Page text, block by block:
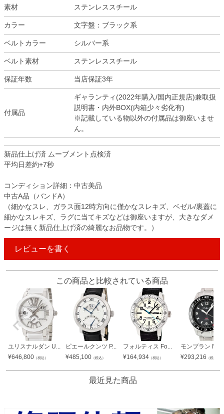
素材 ステンレススチール
カラー 文字盤：ブラック系
ベルトカラー シルバー系
ベルト素材 ステンレススチール
保証年数 当店保証3年
付属品
ギャランティ(2022年購入/国内正規店)兼取扱
説明書・内外BOX(内箱少々劣化有)
※記載している物以外の付属品は御座いませ
ん。
新品仕上げ済 ムーブメント点検済
平均日差約+7秒
コンディション詳細：中古美品
中古A品（バンドA）
（細かなスレ、ガラス面12時方向に僅かなスレキズ、ベゼル/裏蓋に
細かなスレキズ、ラグに当てキズなどは御座いますが、大きなダメ
ージは無く新品仕上げ済の綺麗なお品物です。）
レビューを書く
この商品と比較されている商品
ユリスナルダン U...
¥646,800 （税込）
ピエールクンツ P...
¥485,100 （税込）
フォルティス Fo...
¥164,934 （税込）
モンブラン
¥293,216 （税込）
最近見た商品